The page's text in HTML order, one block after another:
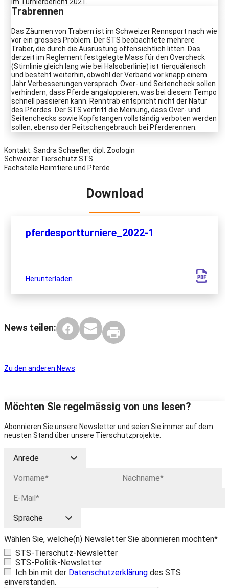
Trabrennen
Das Zäumen von Trabern ist im Schweizer Rennsport nach wie
vor ein grosses Problem. Der STS beobachtete mehrere
Traber, die durch die Ausrüstung offensichtlich litten. Das
derzeit im Reglement festgelegte Mass für den Overcheck
(Stirnlinie gleich lang wie bei Halsoberlinie) ist tierquälerisch
und besteht weiterhin, obwohl der Verband vor knapp einem
Jahr Verbesserungen versprach. Over- und Seitencheck sollen
verhindern, dass Pferde angaloppieren, was bei diesem Tempo
schnell passieren kann. Renntrab entspricht nicht der Natur
des Pferdes. Der STS vertritt die Meinung, dass Over- und
Seitenchecks sowie Kopfstangen vollständig verboten werden
sollen, ebenso der Peitschengebrauch bei Pferderennen.
Kontakt: Sandra Schaefler, dipl. Zoologin
Schweizer Tierschutz STS
Fachstelle Heimtiere und Pferde
Download
pferdesportturniere_2022-1
Herunterladen
News teilen:
Zu den anderen News
Möchten Sie regelmässig von uns lesen?
Abonnieren Sie unsere Newsletter und seien Sie immer auf dem
neusten Stand über unsere Tierschutzprojekte.
Wählen Sie, welche(n) Newsletter Sie abonnieren möchten*
STS-Tierschutz-Newsletter
STS-Politik-Newsletter
Ich bin mit der Datenschutzerklärung des STS
einverstanden.